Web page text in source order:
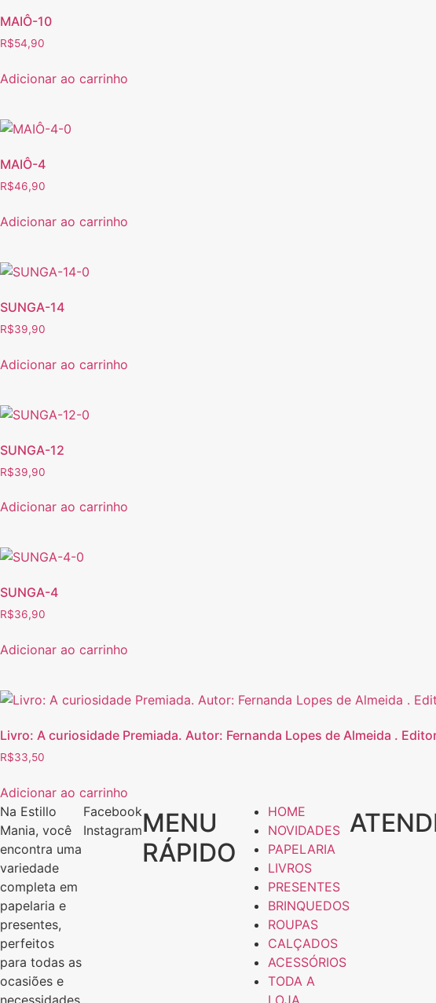
MAIÔ-10
R$54,90
Adicionar ao carrinho
MAIÔ-4
R$46,90
Adicionar ao carrinho
SUNGA-14
R$39,90
Adicionar ao carrinho
SUNGA-12
R$39,90
Adicionar ao carrinho
SUNGA-4
R$36,90
Adicionar ao carrinho
Livro: A curiosidade Premiada. Autor: Fernanda Lopes de Almeida .
R$33,50
Adicionar ao carrinho
Na Estillo
Mania, você
encontra uma
variedade
completa em
papelaria e
presentes,
perfeitos
para todas as
ocasiões e
Facebook
InstagramMENU
RÁPIDO
HOME
NOVIDADES
PAPELARIA
LIVROS
PRESENTES
BRINQUEDOS
ROUPAS
CALÇADOS
ACESSÓRIOS
TODA A